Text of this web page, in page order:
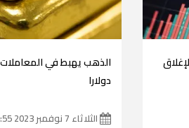
دولارا
الثلاثاء 7 نوفمبر 2023 17:05:55